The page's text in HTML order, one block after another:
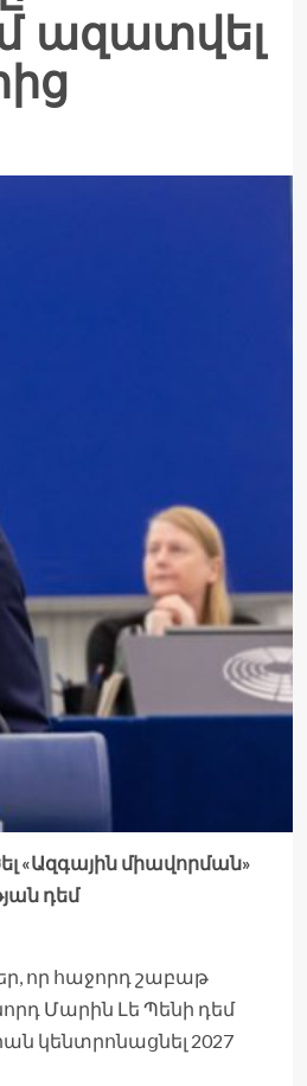
ազատվել
«Ազգային միավորման»
դեմ
որ հաջորդ շաբաթ
Մարին Լե Պենի դեմ
կենտրոնացնել 2027